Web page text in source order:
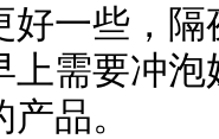
好一些，
上需要冲
品。